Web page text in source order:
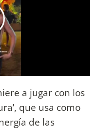
a jugar con los
que usa como
de las